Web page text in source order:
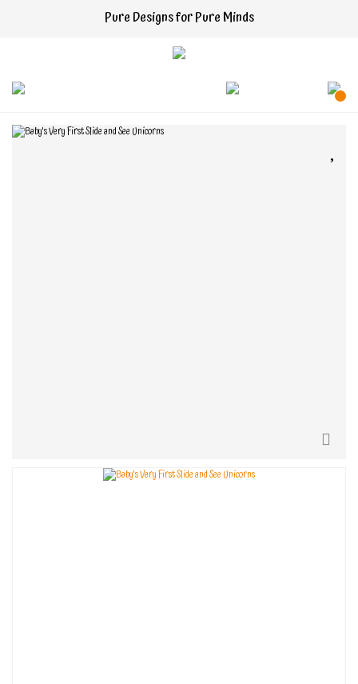
Pure Designs for Pure Minds